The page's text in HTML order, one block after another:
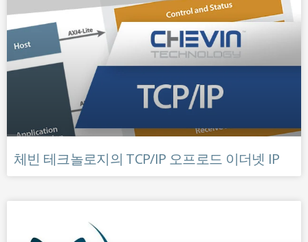
체빈 테크놀로지의 TCP/IP 오프로드 이더넷 IP